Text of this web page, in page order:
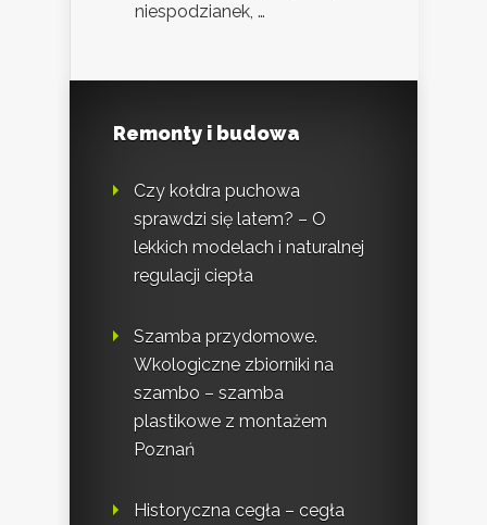
niespodzianek, …
Remonty i budowa
Czy kołdra puchowa
sprawdzi się latem? – O
lekkich modelach i naturalnej
regulacji ciepła
Szamba przydomowe.
Wkologiczne zbiorniki na
szambo – szamba
plastikowe z montażem
Poznań
Historyczna cegła – cegła